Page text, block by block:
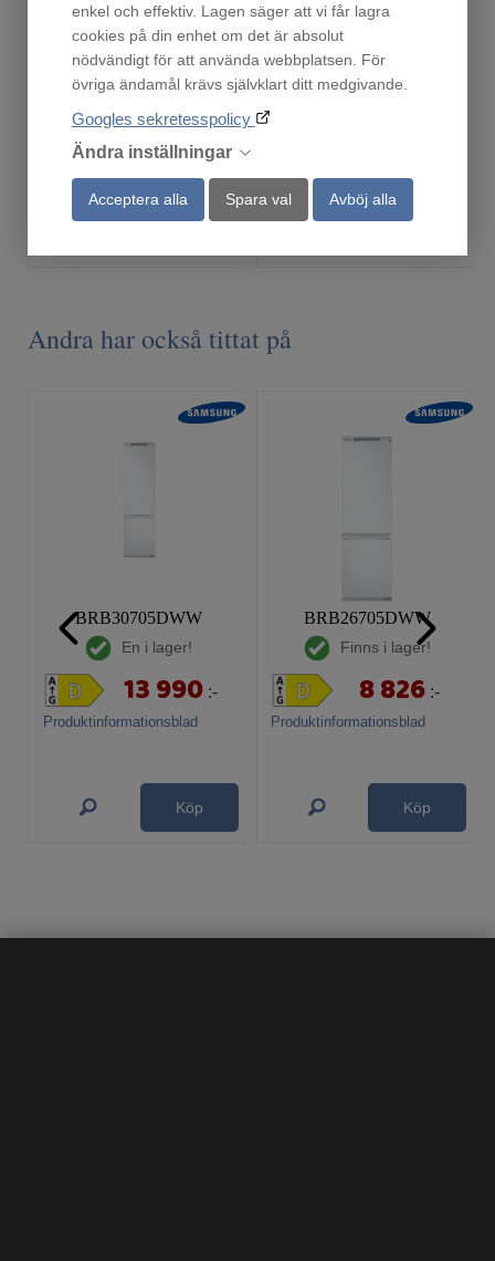
enkel och effektiv. Lagen säger att vi får lagra
cookies på din enhet om det är absolut
nödvändigt för att använda webbplatsen. För
övriga ändamål krävs självklart ditt medgivande.
Googles sekretesspolicy
Ändra inställningar
Acceptera alla Spara val Avböj alla
Droppskydd55
219 :-
M4RHBH01
Beställningsvara
Andra har också tittat på
BRB30705DWW
En i lager!
Produktinformationsblad
13 990 :-
Köp
BRB26705DWW
Finns i lager!
Produktinformationsblad
8 826 :-
Köp